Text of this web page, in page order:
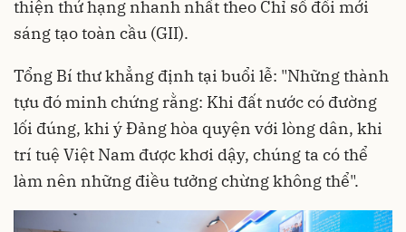
thiện thứ hạng nhanh nhất theo Chỉ số đổi mới
sáng tạo toàn cầu (GII).
Tổng Bí thư khẳng định tại buổi lễ: "Những thành
tựu đó minh chứng rằng: Khi đất nước có đường
lối đúng, khi ý Đảng hòa quyện với lòng dân, khi
trí tuệ Việt Nam được khơi dậy, chúng ta có thể
làm nên những điều tưởng chừng không thể".